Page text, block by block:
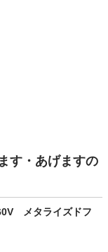
す・あげますの
メタライズドフ